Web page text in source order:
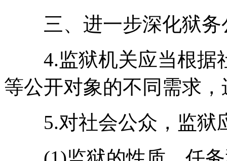
三、进一步深化狱务
4.监狱机关应当根据
等公开对象的不同需求
5.对社会公众，监狱